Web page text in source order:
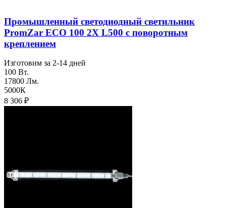
Промышленный светодиодный светильник
PromZar ECO 100 2Х L500 с поворотным
креплением
Изготовим за 2-14 дней
100 Вт.
17800 Лм.
5000К
8 306 ₽